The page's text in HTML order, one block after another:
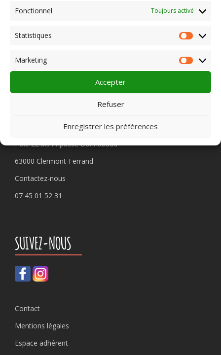
Fonctionnel Toujours activé
Statistiques
Marketing
Accepter
Refuser
Enregistrer les préférences
Rechercher :
Pôle 22 bis impasse Bonnabaud
63000 Clermont-Ferrand
Contactez-nous
07 45 01 52 31
SUIVEZ-NOUS
Contact
Mentions légales
Espace adhérent